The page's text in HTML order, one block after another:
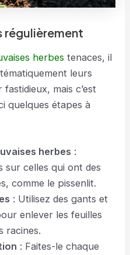
régulièrement
herbes tenaces, il
leurs
mais c’est
quelques étapes à
herbes :
sur celles qui ont des
comme le pissenlit.
: Utilisez des gants et
enlever les feuilles
racines.
: Faites-le chaque